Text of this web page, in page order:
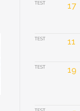
TEST 17
TEST 11
TEST 19